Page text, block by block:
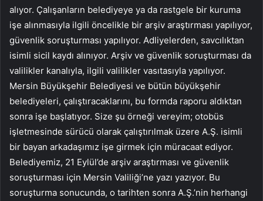
alıyor. Çalışanların belediyeye ya da rastgele bir kuruma
işe alınmasıyla ilgili öncelikle bir arşiv araştırması yapılıyor,
güvenlik soruşturması yapılıyor. Adliyelerden, savcılıktan
isimli sicil kaydı alınıyor. Arşiv ve güvenlik soruşturması da
valilikler kanalıyla, ilgili valilikler vasıtasıyla yapılıyor.
Mersin Büyükşehir Belediyesi ve bütün büyükşehir
belediyeleri, çalıştıracaklarını, bu formda raporu aldıktan
sonra işe başlatıyor. Size şu örneği vereyim; otobüs
işletmesinde sürücü olarak çalıştırılmak üzere A.Ş. isimli
bir bayan arkadaşımız işe girmek için müracaat ediyor.
Belediyemiz, 21 Eylül’de arşiv araştırması ve güvenlik
soruşturması için Mersin Valiliği’ne yazı yazıyor. Bu
soruşturma sonucunda, o tarihten sonra A.Ş.’nin herhangi